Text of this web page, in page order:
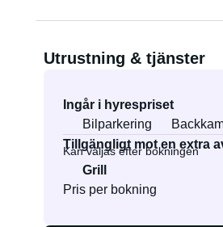
Utrustning & tjänster
Ingår i hyrespriset
Bilparkering
Tillgängligt mot en extra
Kan väljas efter bokningen
Grill
Pris per bokning